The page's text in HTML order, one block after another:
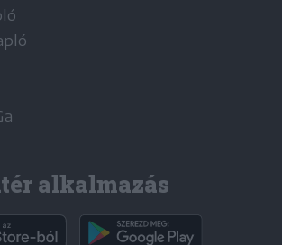
alkalmazás